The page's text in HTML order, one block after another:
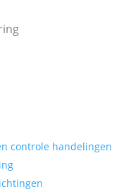
controle handelingen